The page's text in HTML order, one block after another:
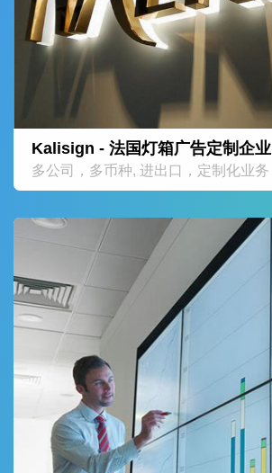
Kalisign - 法国灯箱广告定制企业
多公司，多币种, 进出口，定制化业务